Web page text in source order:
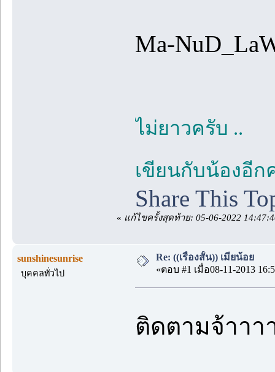
Ma-
ไม่ยาวครับ ..
เขียนกับน้องอีก
Share This
« แก้ไขครั้งสุดท้าย: 05-06-2022
sunshinesunrise
บุคคลทั่วไป
Re: ((เรื่องสั้น)) เมียน้อย
«ตอบ #1 เมื่อ08-11-2013
ติดตามจ้าาา